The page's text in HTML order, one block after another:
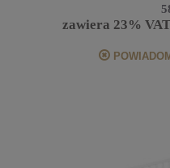
zawiera 23%